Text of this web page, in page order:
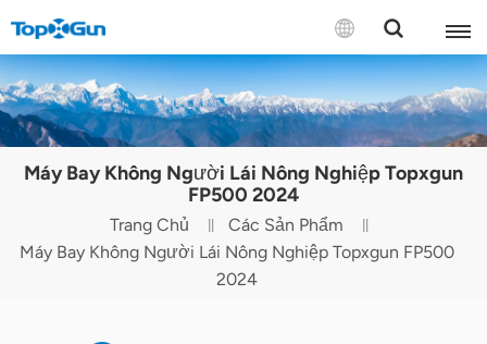
LIÊN HỆ VỚI CHÚNG TÔI
English
Español
Русский
Português(Portugal)
Máy Bay Không Người Lái Nông Nghiệp Topxgun
FP500 2024
Trang Chủ
Các Sản Phẩm
Máy Bay Không Người Lái Nông Nghiệp Topxgun FP500
2024